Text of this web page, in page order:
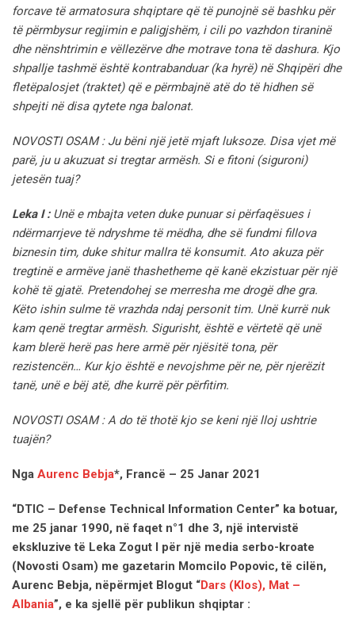
forcave të armatosura shqiptare që të punojnë së bashku për
të përmbysur regjimin e paligjshëm, i cili po vazhdon tiraninë
dhe nënshtrimin e vëllezërve dhe motrave tona të dashura. Kjo
shpallje tashmë është kontrabanduar (ka hyrë) në Shqipëri dhe
fletëpalosjet (traktet) që e përmbajnë atë do të hidhen së
shpejti në disa qytete nga balonat.
NOVOSTI OSAM : Ju bëni një jetë mjaft luksoze. Disa vjet më
parë, ju u akuzuat si tregtar armësh. Si e fitoni (siguroni)
jetesën tuaj?
Leka I : Unë e mbajta veten duke punuar si përfaqësues i
ndërmarrjeve të ndryshme të mëdha, dhe së fundmi fillova
biznesin tim, duke shitur mallra të konsumit. Ato akuza për
tregtinë e armëve janë thashetheme që kanë ekzistuar për një
kohë të gjatë. Pretendohej se merresha me drogë dhe gra.
Këto ishin sulme të vrazhda ndaj personit tim. Unë kurrë nuk
kam qenë tregtar armësh. Sigurisht, është e vërtetë që unë
kam blerë herë pas here armë për njësitë tona, për
rezistencën… Kur kjo është e nevojshme për ne, për njerëzit
tanë, unë e bëj atë, dhe kurrë për përfitim.
NOVOSTI OSAM : A do të thotë kjo se keni një lloj ushtrie
tuajën?
Nga Aurenc Bebja*, Francë – 25 Janar 2021
“DTIC – Defense Technical Information Center” ka botuar,
me 25 janar 1990, në faqet n°1 dhe 3, një intervistë
ekskluzive të Leka Zogut I për një media serbo-kroate
(Novosti Osam) me gazetarin Momcilo Popovic, të cilën,
Aurenc Bebja, nëpërmjet Blogut “Dars (Klos), Mat –
Albania”, e ka sjellë për publikun shqiptar :